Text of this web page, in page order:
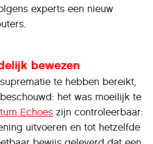
experts een nieuw
bewezen
te hebben bereikt,
het was moeilijk te
Echoes zijn controleerbaar:
uitvoeren en tot hetzelfde